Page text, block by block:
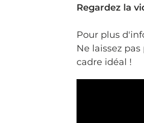
Regardez la
Pour plus
Ne laissez
cadre idéal !